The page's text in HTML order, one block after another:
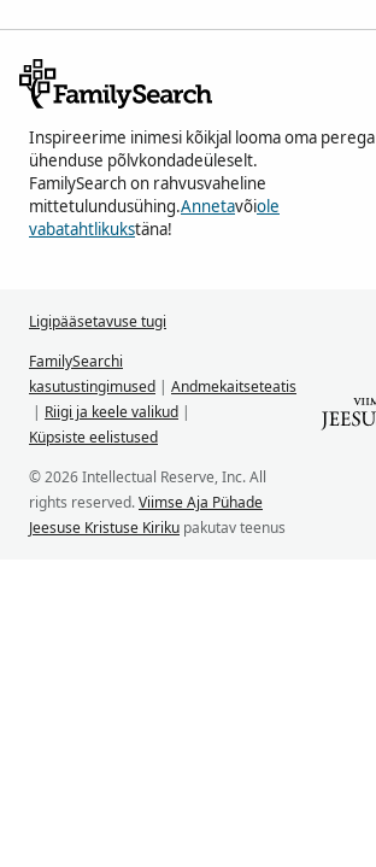
Inspireerime inimesi kõikjal looma oma perega
ühenduse põlvkondadeüleselt.
FamilySearch on rahvusvaheline
mittetulundusühing.Annetavõiole
vabatahtlikukstäna!
Ligipääsetavuse tugi
FamilySearchi
kasutustingimused | Andmekaitseteatis
| Riigi ja keele valikud |
Küpsiste eelistused
© 2026 Intellectual Reserve, Inc. All
rights reserved.Viimse Aja Pühade
Jeesuse Kristuse Kiriku pakutav teenus